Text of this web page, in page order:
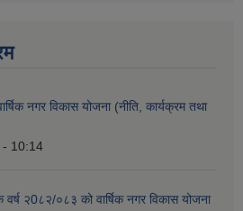
नगर विकास योजना (नीति, कार्यक्रम तथा
- 10:14
वर्ष २0८२/०८३ को वार्षिक नगर विकास योजना